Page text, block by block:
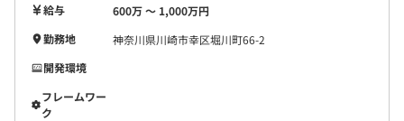
給与
600万 〜 1,000万円
勤務地
神奈川県川崎市幸区堀川町66-2
開発環境
フレームワー
ク